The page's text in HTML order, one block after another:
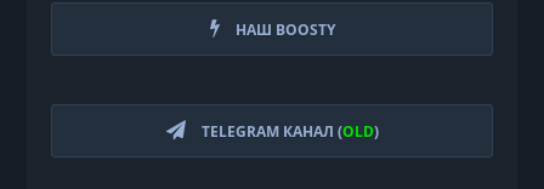
НАШ BOOSTY
TELEGRAM КАНАЛ (OLD)